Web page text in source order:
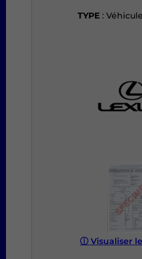
TYPE :
ⓘVisualiser